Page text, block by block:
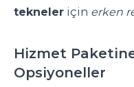
tekneler için erken
Hizmet
Opsiyoneller